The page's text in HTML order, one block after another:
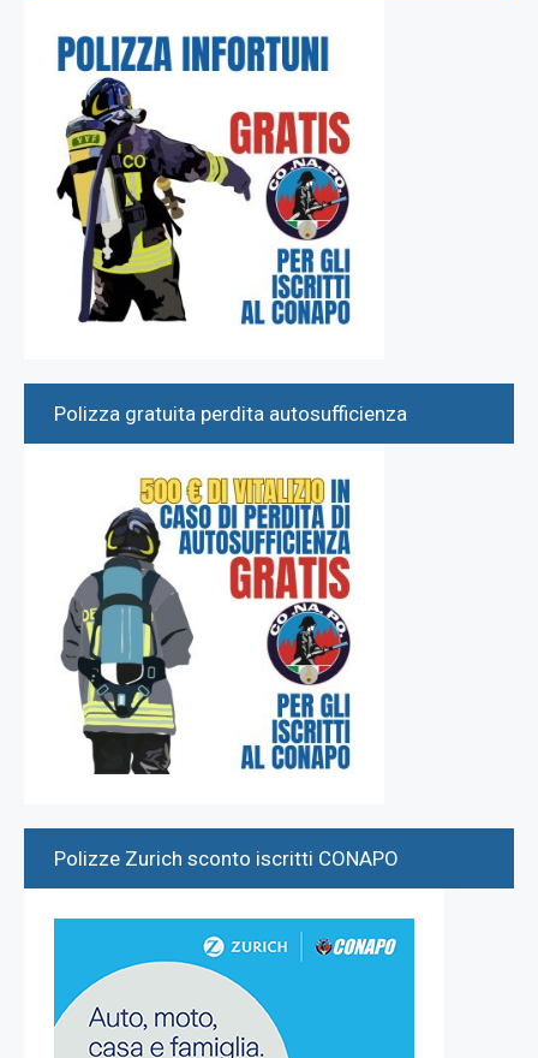
Polizza gratuita perdita autosufficienza
Polizze Zurich sconto iscritti CONAPO